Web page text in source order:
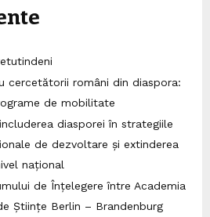
cercetătorii români din diaspora:
de mobilitate
diasporei în strategiile
de dezvoltare și extinderea
național
de Înțelegere între Academia
Științe Berlin – Brandenburg